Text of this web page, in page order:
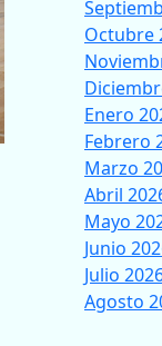
Octubre
Enero
Febrero
Marzo
Abril
Mayo
Junio
Julio
Agosto